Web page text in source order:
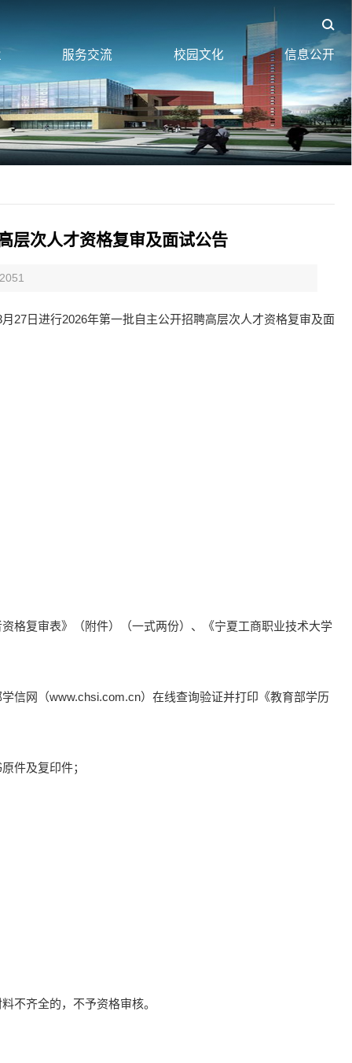
服务交流 校园文化 信息公开
层次人才资格复审及面试公告
2051
27日进行2026年第一批自主公开招聘高层次人才资格复审及面
格复审表》（附件）（一式两份）、《宁夏工商职业技术大学
信网（www.chsi.com.cn）在线查询验证并打印《教育部学历
件及复印件；
不齐全的，不予资格审核。